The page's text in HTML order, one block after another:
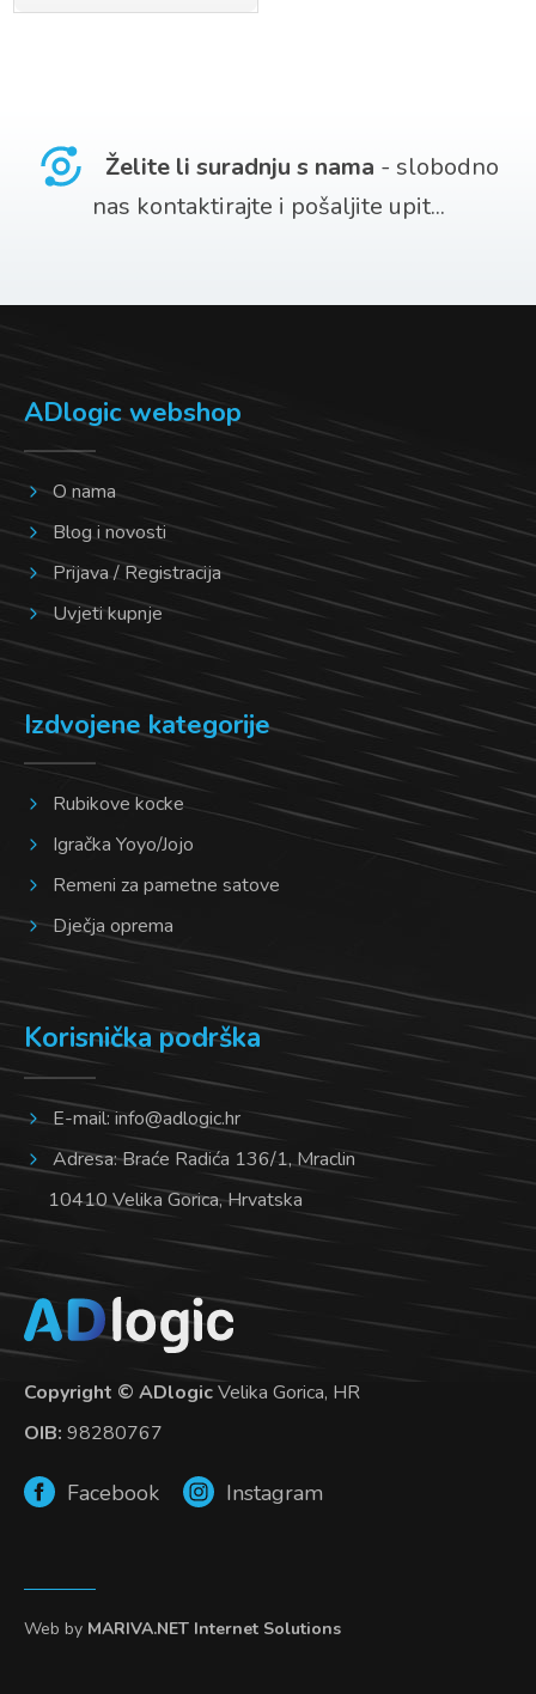
varijanti.
Opcije
odabrati
stranici
proizvoda
Želite li suradnju s nama - slobodno
nas kontaktirajte i pošaljite upit...
ADlogic webshop
O nama
Blog i novosti
Prijava / Registracija
Uvjeti kupnje
Izdvojene kategorije
Rubikove kocke
Igračka Yoyo/Jojo
Remeni za pametne satove
Dječja oprema
Korisnička podrška
E-mail:info@adlogic.hr
Adresa: Braće Radića 136/1, Mraclin
10410 Velika Gorica, Hrvatska
Copyright © ADlogicVelika Gorica, HR
OIB: 98280767
Facebook Instagram
Web by MARIVA.NET Internet Solutions